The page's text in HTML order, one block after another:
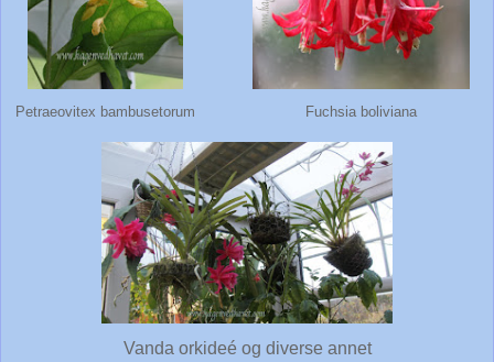
Fuchsia boliviana
Petraeovitex bambusetorum
Vanda orkideé og diverse annet